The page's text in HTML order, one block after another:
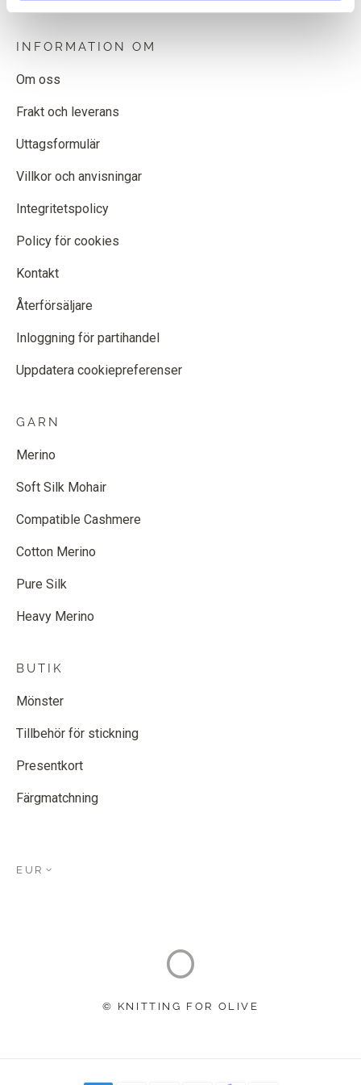
INFORMATION OM
Om oss
Frakt och leverans
Uttagsformulär
Villkor och anvisningar
Integritetspolicy
Policy för cookies
Kontakt
Återförsäljare
Inloggning för partihandel
Uppdatera cookiepreferenser
GARN
Merino
Soft Silk Mohair
Compatible Cashmere
Cotton Merino
Pure Silk
Heavy Merino
BUTIK
Mönster
Tillbehör för stickning
Presentkort
Färgmatchning
EUR
© KNITTING FOR OLIVE